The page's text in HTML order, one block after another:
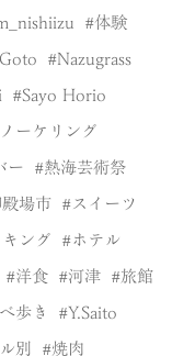
体験
Nazugrass
Sayo Horio
ーケリング
ー 熱海芸術祭
場市 スイーツ
ング ホテル
洋食 河津 旅館
歩き Y.Saito
別 焼肉